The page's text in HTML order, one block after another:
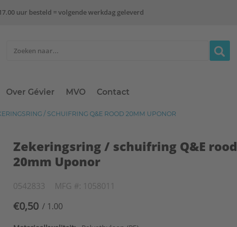
uur besteld = volgende werkdag geleverd
Over Gévier MVO Contact
/ SCHUIFRING Q&E ROOD 20MM UPONOR
Zekeringsring / schuifring Q&E rood
20mm Uponor
0542833 MFG #: 1058011
€0,50 / 1.00